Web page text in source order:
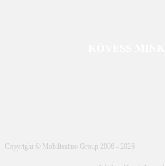
Copyright © Mobilissimo Group 2006 - 2026